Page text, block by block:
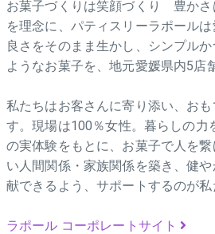
お菓子づくりは笑顔づくり 豊かさ
を理念に、パティスリーラポール
良さをそのまま生かし、シンプル
ようなお菓子を、地元愛媛県内5店
私たちはお客さんに寄り添い、お
す。現場は100％女性。暮らしの力
の実体験をもとに、お菓子で人を
い人間関係・家族関係を築き、健
献できるよう、サポートするのが私
ラポール コーポレートサイト